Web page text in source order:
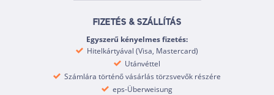
FIZETÉS & SZÁLLÍTÁS
Egyszerű kényelmes fizetés:
Hitelkártyával (Visa, Mastercard)
Utánvéttel
Számlára történő vásárlás törzsvevők részére
eps-Überweisung